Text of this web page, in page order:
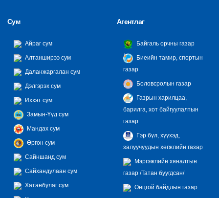
Сум
Айраг сум
Алтанширээ сум
Даланжаргалан сум
Дэлгэрэх сум
Иххэт сум
Замын-Үүд сум
Мандах сум
Өргөн сум
Сайншанд сум
Сайхандулаан сум
Хатанбулаг сум
Агентлаг
Байгаль орчны газар
Биеийн тамир, спортын
газар
Боловсролын газар
Газрын харилцаа,
барилга, хот байгуулалтын
газар
Гэр бүл, хүүхэд,
залуучуудын хөгжлийн газар
Мэргэжлийн хяналтын
газар /Татан буугдсан/
Онцгой байдлын газар